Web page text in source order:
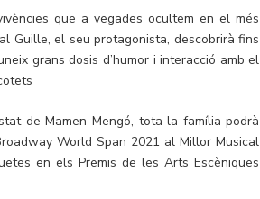
que a vegades ocultem en el més
Guille, el seu protagonista, descobrirà fins
grans dosis d’humor i interacció amb el
de Mamen Mengó, tota la família podrà
World Span 2021 al Millor Musical
en els Premis de les Arts Escèniques